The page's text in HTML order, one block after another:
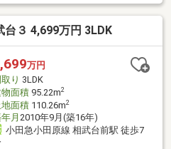
内容◆【水廻り】キッチン(浄水
換気乾燥機付き)、洗面室、トイ
洋室・廊下・玄関)、クッション
貼、建具【外装】外壁・屋根塗
クリーニング 他◆周辺環境◆・
・sanwa相武台店まで徒歩5
徒歩5分
３ 4,699万円 3LDK
万円
り 3LDK
面積95.22m2
面積110.26m2
月 2010年9月(築16年)
小田急小田原線 相武台前駅 徒歩7